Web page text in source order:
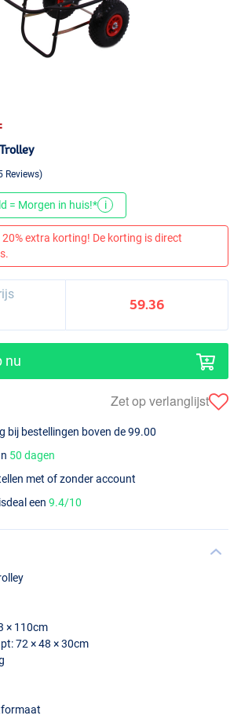
Reviews)
= Morgen in huis!* i
extra korting! De korting is direct
59.36
nu
Zet op verlanglijst
bij bestellingen boven de 99.00
50 dagen
met of zonder account
een9.4/10
× 110cm
72 × 48 × 30cm